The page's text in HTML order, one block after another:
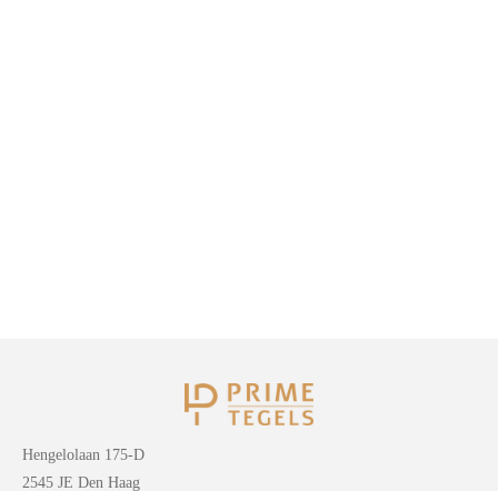
Hengelolaan 175-D
2545 JE Den Haag